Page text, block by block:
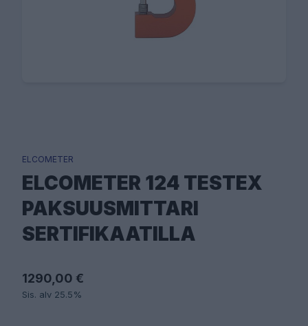
ELCOMETER
ELCOMETER 124 TESTEX
PAKSUUSMITTARI
SERTIFIKAATILLA
1290,00 €
Sis. alv 25.5%